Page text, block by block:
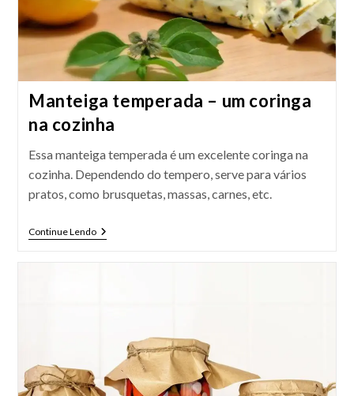
Manteiga temperada – um coringa
na cozinha
Essa manteiga temperada é um excelente coringa na
cozinha. Dependendo do tempero, serve para vários
pratos, como brusquetas, massas, carnes, etc.
Continue LendoManteiga
Temperada